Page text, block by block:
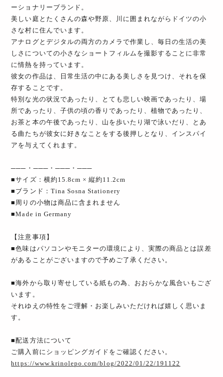
ーショナリーブランド。
美しい庭とたくさんの森や野原、川に囲まれながらドイツの小
さな村に住んでいます。
アナログとデジタルの両方のカメラで作業し、毎日の生活の美
しさについての小さなショートフィルムを撮影することに非常
に情熱を持っています。
彼女の作品は、日常生活の中にある美しさを見つけ、それを保
存することです。
特別な光の状況であったり、とても悲しい映画であったり、場
所であったり、子供の頃の香りであったり、植物であったり、
お茶と本の午後であったり、山を歩いたり湖で泳いだり、とあ
る曲たちが彼女に好きなことをする後押しとなり、インスパイ
アを与えてくれます。
───・───・───・───
■サイズ：横約15.8cm × 縦約11.2cm
■ブランド：Tina Sosna Stationery
■周りの小物は商品に含まれません
■Made in Germany
【注意事項】
■色味はパソコンやモニターの環境により、実際の商品とは誤差
があることがございますので予めご了承ください。
■海外から取り寄せしている紙もの為、おおらかな風合いもござ
います。
それゆえの特性をご理解・お楽しみいただければ嬉しく思いま
す。
■配送方法について
ご購入前にショッピングガイドをご確認ください。
https://www.krinolepo.com/blog/2022/01/22/191122